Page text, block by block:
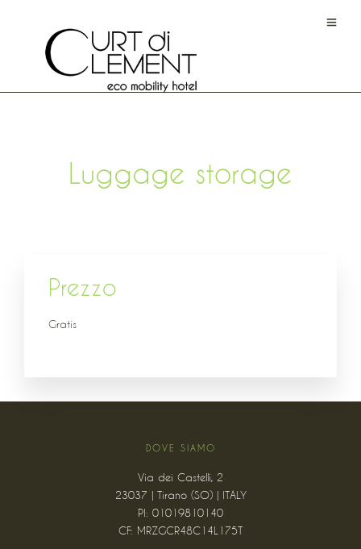
Luggage storage
Prezzo
Gratis
DOVE SIAMO
Via dei Castelli, 2
23037 | Tirano (SO) | ITALY
PI: 01019810140
CF: MRZGCR48C14L175T